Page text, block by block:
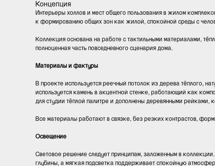
Концепция
Интерьеры холлов и мест общего пользования в жилом
к формированию общих зон как жилой, спокойной среды с
Коллекция основана на работе с тактильными материалами,
полноценная часть повседневного сценария дома.
Материалы и фактуры
В проекте используется реечный потолок из дерева тёплого,
используется камень в акцентной стенке, работающий как
для студии тёплой палитре и дополнены деревянными рейками,
Все материалы работают в связке, без резких контрастов,
Освещение
Световое решение следует принципам, заложенным в
глубины, а мягкая подсветка поддерживает спокойную